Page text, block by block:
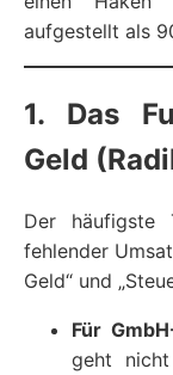
aufgestellt als
1. Das
Geld
Der häufigste
fehlender
Geld“ und
Für
geht